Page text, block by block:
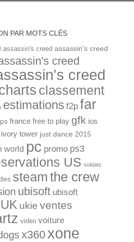
PAR MOTS CLÉS
assassin's creed assassin's creed
creed
creed
classement
estimations f2p far
france free to play gfk ios
ivory tower just dance 2015
world pc promo ps3
US soldats
steamthe crew
ubisoft ubisoft
UK ukie ventes
video voiture
x360 xone